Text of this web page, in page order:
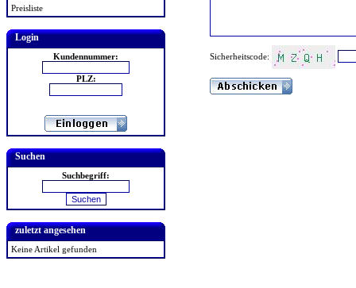
Preisliste
Login
Kundennummer:
PLZ:
Suchen
Suchbegriff:
zuletzt angesehen
Keine Artikel gefunden
Sicherheitscode: